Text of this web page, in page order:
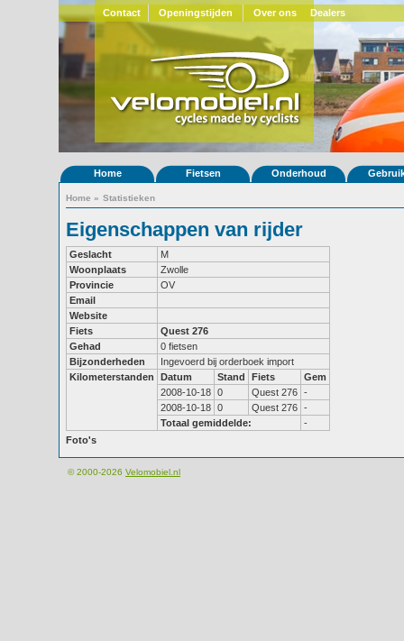
Contact Openingstijden Over ons Dealers
Home Fietsen Onderhoud
Home » Statistieken
Eigenschappen van rijder
Geslacht
M
Woonplaats
Zwolle
Provincie
OV
Email
Website
Fiets
Quest 276
Gehad
0 fietsen
Bijzonderheden
Ingevoerd bij orderboek import
Kilometerstanden
Datum Stand Fiets
Gem
2008-10-18 0 Quest 276 -
2008-10-18 0 Quest 276 -
Totaal gemiddelde:
-
Foto's
© 2000-2026 Velomobiel.nl